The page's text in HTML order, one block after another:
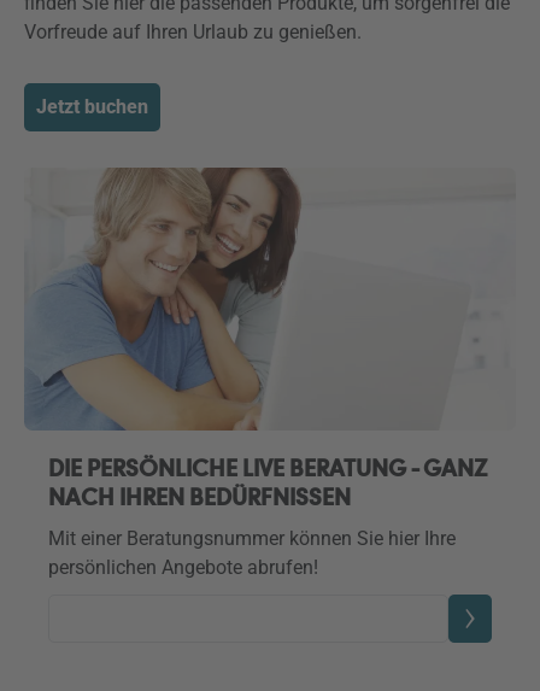
Vorfreude auf Ihren Urlaub zu genießen.
Jetzt buchen
DIE PERSÖNLICHE LIVE BERATUNG - GANZ
NACH IHREN BEDÜRFNISSEN
Mit einer Beratungsnummer können Sie hier Ihre
persönlichen Angebote abrufen!